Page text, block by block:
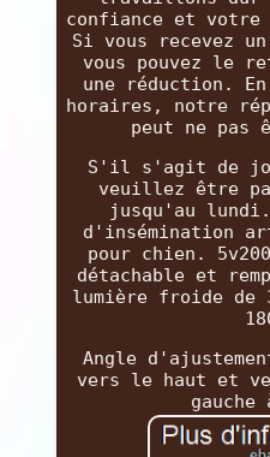
confiance et
Si vous recevez
vous pouvez le
une réduction.
horaires, notre
peut ne pas
S'il s'agit de
veuillez être
jusqu'au
d'insémination
pour chien.
détachable et
lumière froide de
Angle
vers le haut et